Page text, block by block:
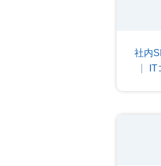
社内